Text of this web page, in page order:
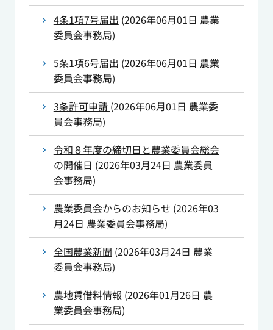
4条1項7号届出 (2026年06月01日 農業
委員会事務局)
5条1項6号届出 (2026年06月01日 農業
委員会事務局)
3条許可申請 (2026年06月01日 農業委
員会事務局)
令和８年度の締切日と農業委員会総会
の開催日 (2026年03月24日 農業委員
会事務局)
農業委員会からのお知らせ (2026年03
月24日 農業委員会事務局)
全国農業新聞 (2026年03月24日 農業
委員会事務局)
農地賃借料情報 (2026年01月26日 農
業委員会事務局)